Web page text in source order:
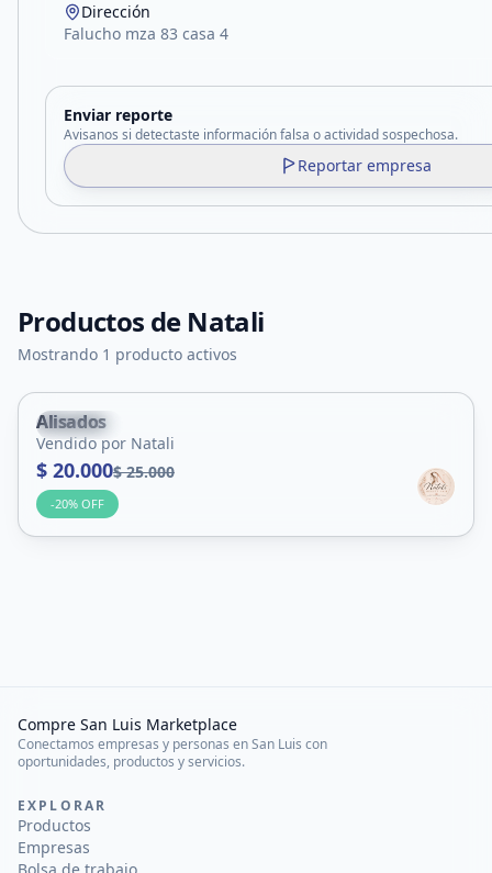
Dirección
Falucho mza 83 casa 4
Enviar reporte
Avisanos si detectaste información falsa o actividad sospechosa.
Reportar empresa
Productos de Natali
Mostrando 1 producto activos
Capital
Servicio
Alisados
Vendido por Natali
$ 20.000$ 25.000
-20% OFF
Compre San Luis Marketplace
Conectamos empresas y personas en San Luis con
oportunidades, productos y servicios.
EXPLORAR
Productos
Empresas